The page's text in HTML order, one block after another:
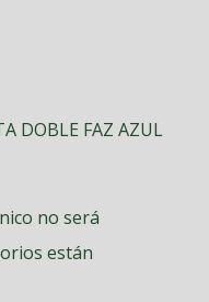
DOBLE FAZ AZUL
no será
están